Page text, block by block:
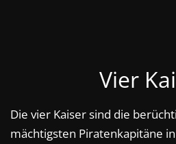
Vier
Die vier Kaiser sind die
mächtigsten Piratenkapitäne